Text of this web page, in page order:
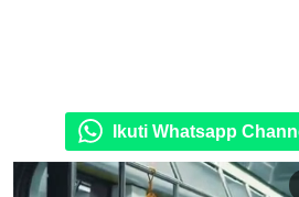
Ikuti Whatsapp